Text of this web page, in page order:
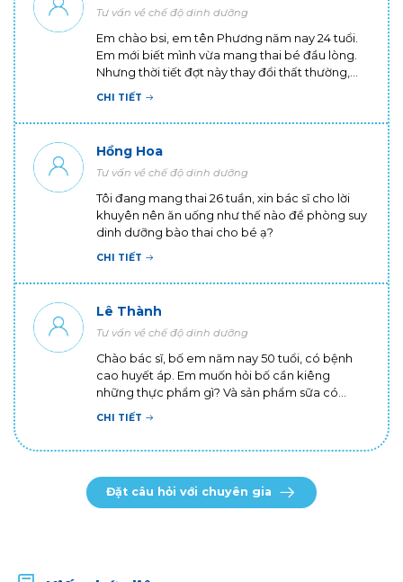
Tư vấn về chế độ dinh dưỡng
Em chào bsi, em tên Phương năm nay 24 tuổi.
Em mới biết mình vừa mang thai bé đầu lòng.
Nhưng thời tiết đợt này thay đổi thất thường,
em cũng vẫn phải đi làm và tiếp xúc với nhiều
sẽ bị nhiễm bệnh trong giai đoạn này và ảnh
có cách nào để có thể phòng bệnh tốt khi
mang thai không ạ? Em cảm ơn ạ!
CHI TIẾT
Hồng Hoa
Tư vấn về chế độ dinh dưỡng
Tôi đang mang thai 26 tuần, xin bác sĩ cho lời
khuyên nên ăn uống như thế nào để phòng suy
dinh dưỡng bào thai cho bé ạ?
CHI TIẾT
Lê Thành
Tư vấn về chế độ dinh dưỡng
Chào bác sĩ, bố em năm nay 50 tuổi, có bệnh
cao huyết áp. Em muốn hỏi bố cần kiêng
những thực phẩm gì? Và sản phẩm sữa có
thành phần gì thì tốt cho bố ạ? Em cảm ơn bác
CHI TIẾT
Đặt câu hỏi với chuyên gia